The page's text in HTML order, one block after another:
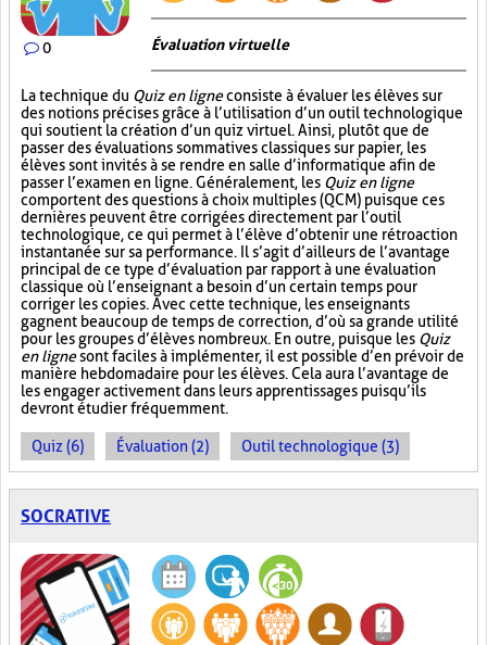
0 Évaluation virtuelle
La technique du Quiz en ligneconsiste à évaluer les élèves sur
des notions précises grâce à l’utilisation d’un outil technologique
qui soutient la création d’un quiz virtuel. Ainsi, plutôt que de
passer des évaluations sommatives classiques sur papier, les
élèves sont invités à se rendre en salle d’informatique afin de
passer l’examen en ligne. Généralement, les Quiz en ligne
comportent des questions à choix multiples (QCM) puisque ces
dernières peuvent être corrigées directement par l’outil
technologique, ce qui permet à l’élève d’obtenir une rétroaction
instantanée sur sa performance. Il s’agit d’ailleurs de l’avantage
principal de ce type d’évaluation par rapport à une évaluation
classique où l’enseignant a besoin d’un certain temps pour
corriger les copies. Avec cette technique, les enseignants
gagnent beaucoup de temps de correction, d’où sa grande utilité
pour les groupes d’élèves nombreux. En outre, puisque les Quiz
en lignesont faciles à implémenter, il est possible d’en prévoir de
manière hebdomadaire pour les élèves. Cela aura l’avantage de
les engager activement dans leurs apprentissages puisqu’ils
devront étudier fréquemment.
Quiz (6) Évaluation (2) Outil technologique (3)
SOCRATIVE